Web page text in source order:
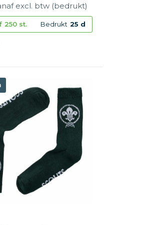
excl. btw (bedrukt)
250 st. Bedrukt 25 d